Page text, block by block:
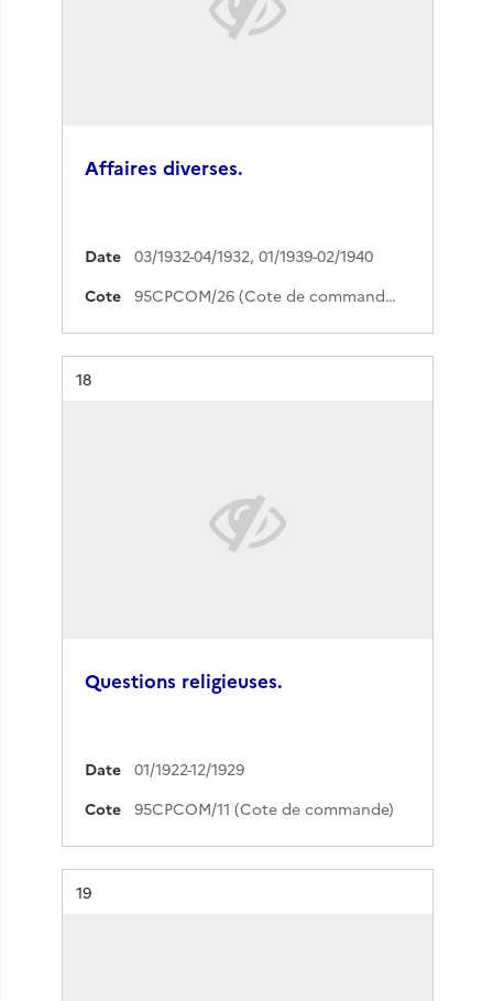
Affaires diverses.
Date 03/1932-04/1932, 01/1939-02/1940
Cote
95CPCOM/26 (Cote de commande)
Résultat n°
18
Questions religieuses.
Date
01/1922-12/1929
Cote
95CPCOM/11 (Cote de commande)
Résultat n°
19